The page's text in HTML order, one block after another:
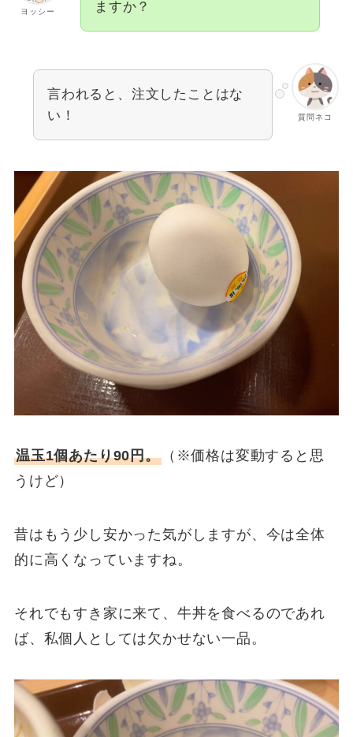
ヨッシー ますか？
質問ネコ
言われると、注文したことはな
い！
温玉1個あたり90円。（※価格は変動すると思
うけど）
昔はもう少し安かった気がしますが、今は全体
的に高くなっていますね。
それでもすき家に来て、牛丼を食べるのであれ
ば、私個人としては欠かせない一品。